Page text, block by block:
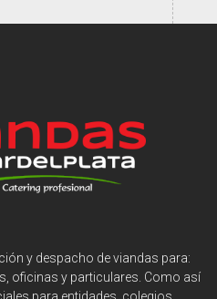
y despacho de viandas para:
oficinas y particulares. Como así
para entidades, colegios,